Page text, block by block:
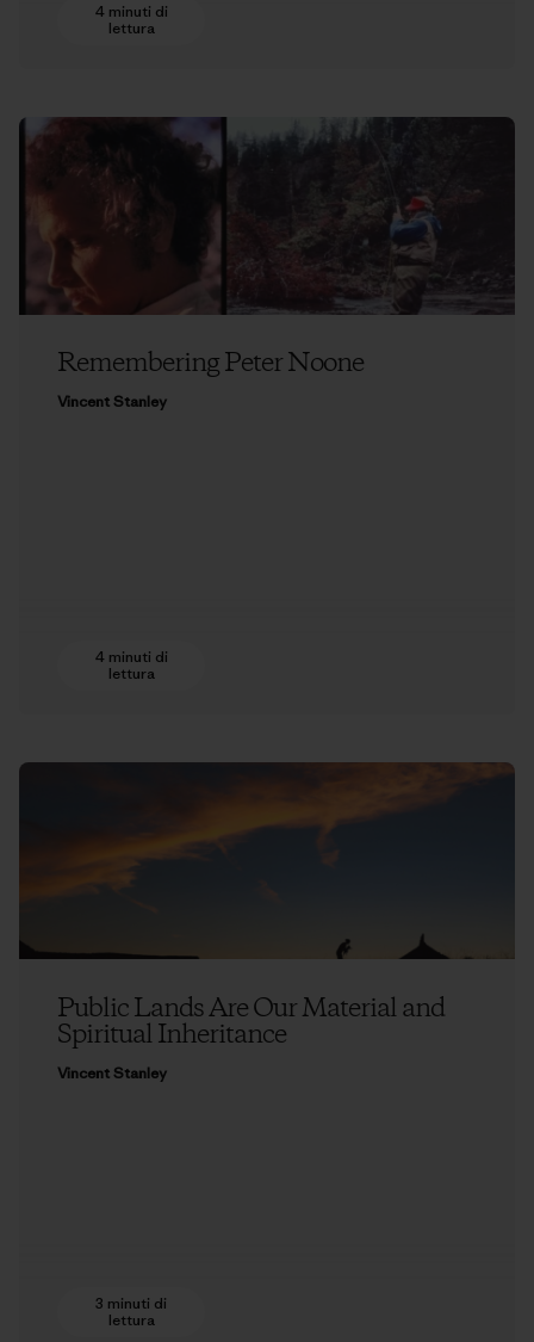
4 minuti di
lettura
Remembering Peter Noone
Vincent Stanley
4 minuti di
lettura
Public Lands Are Our Material and
Spiritual Inheritance
Vincent Stanley
3 minuti di
lettura